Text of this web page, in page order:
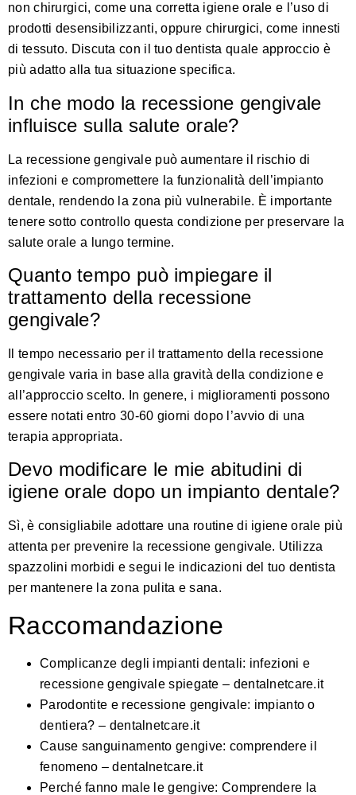
non chirurgici, come una corretta igiene orale e l’uso di
prodotti desensibilizzanti, oppure chirurgici, come innesti
di tessuto. Discuta con il tuo dentista quale approccio è
più adatto alla tua situazione specifica.
In che modo la recessione gengivale
influisce sulla salute orale?
La recessione gengivale può aumentare il rischio di
infezioni e compromettere la funzionalità dell’impianto
dentale, rendendo la zona più vulnerabile. È importante
tenere sotto controllo questa condizione per preservare la
salute orale a lungo termine.
Quanto tempo può impiegare il
trattamento della recessione
gengivale?
Il tempo necessario per il trattamento della recessione
gengivale varia in base alla gravità della condizione e
all’approccio scelto. In genere, i miglioramenti possono
essere notati entro 30-60 giorni dopo l’avvio di una
terapia appropriata.
Devo modificare le mie abitudini di
igiene orale dopo un impianto dentale?
Sì, è consigliabile adottare una routine di igiene orale più
attenta per prevenire la recessione gengivale. Utilizza
spazzolini morbidi e segui le indicazioni del tuo dentista
per mantenere la zona pulita e sana.
Raccomandazione
Complicanze degli impianti dentali: infezioni e
recessione gengivale spiegate – dentalnetcare.it
Parodontite e recessione gengivale: impianto o
dentiera? – dentalnetcare.it
Cause sanguinamento gengive: comprendere il
fenomeno – dentalnetcare.it
Perché fanno male le gengive: Comprendere la